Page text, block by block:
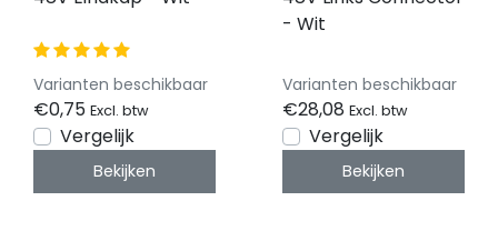
Varianten beschikbaar
€0,75 Excl. btw
Vergelijk
Bekijken
- Wit
Varianten beschikbaar
€28,08 Excl. btw
Vergelijk
Bekijken